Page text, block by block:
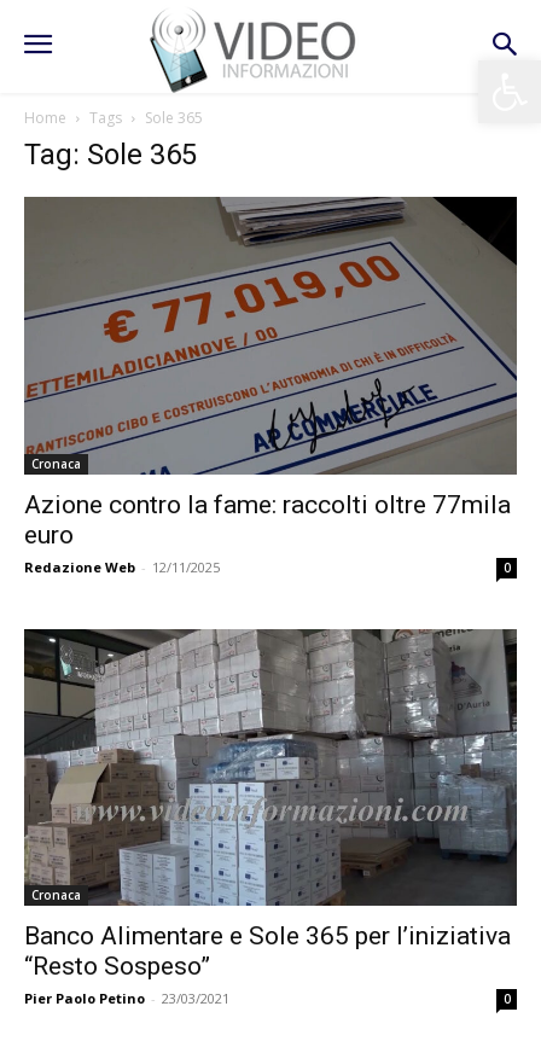
Home Tags Sole 365
Tag: Sole 365
Cronaca
Azione contro la fame: raccolti oltre 77mila
euro
Redazione Web - 12/11/2025 0
Cronaca
Banco Alimentare e Sole 365 per l’iniziativa
“Resto Sospeso”
Pier Paolo Petino - 23/03/2021 0